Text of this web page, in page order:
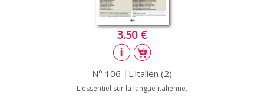
3.50 €
N° 106 |L'italien (2)
L'essentiel sur la langue italienne.